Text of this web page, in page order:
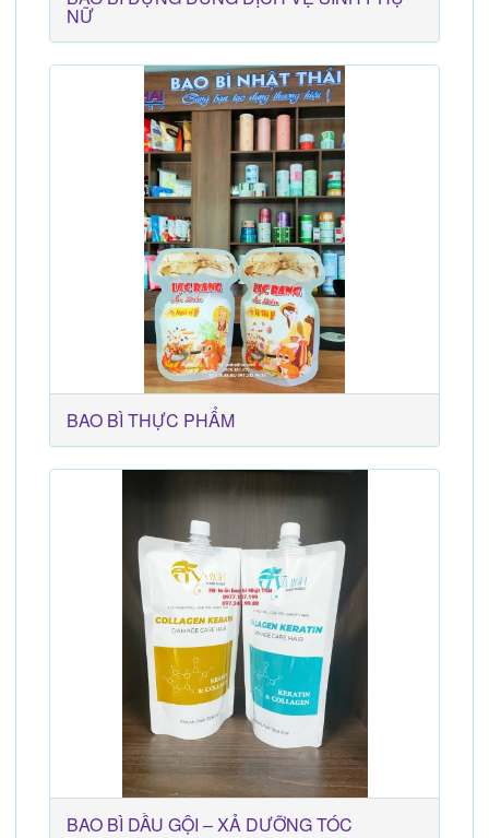
NỮ
BAO BÌ THỰC PHẨM
BAO BÌ DẦU GỘI – XẢ DƯỠNG TÓC